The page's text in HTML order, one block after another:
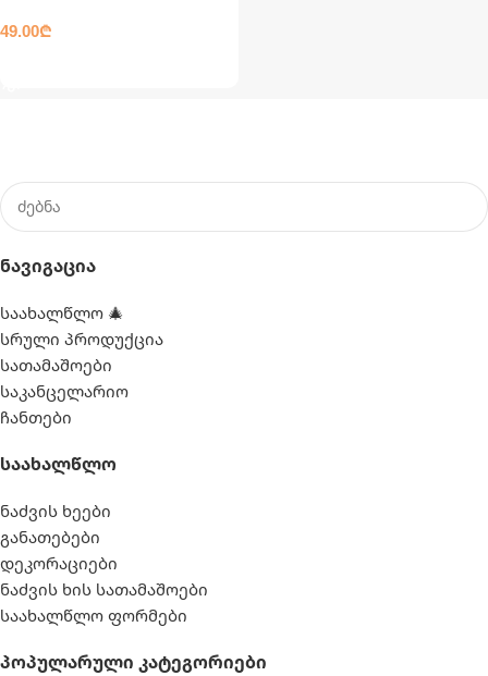
49.00₾
Ნავიგაცია
საახალწლო 🎄
სრული პროდუქცია
სათამაშოები
საკანცელარიო
ჩანთები
Საახალწლო
ნაძვის ხეები
განათებები
დეკორაციები
ნაძვის ხის სათამაშოები
საახალწლო ფორმები
Პოპულარული Კატეგორიები